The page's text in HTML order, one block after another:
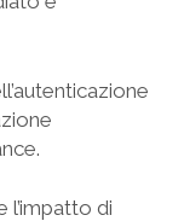
l’impatto di